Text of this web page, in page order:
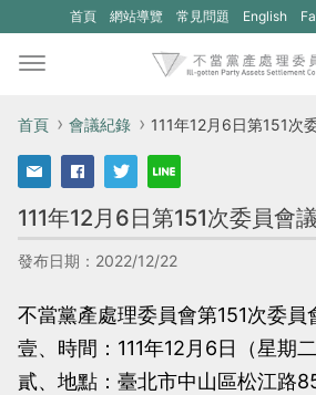
首頁 網站導覽 常見問題 English
(另
視
開
個
新
的
首頁 會議紀錄 111年12月6日第151次委員會
111年12月6日第151次委員會
發布日期：2022/12/22
不當黨產處理委員會第151次委員
壹、時間：111年12月6日（星期
貳、地點：臺北市中山區松江路